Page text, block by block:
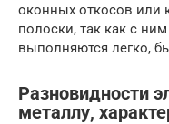
оконных откосов или
полоски, так как с
выполняются легко,
Разновидности
металлу,